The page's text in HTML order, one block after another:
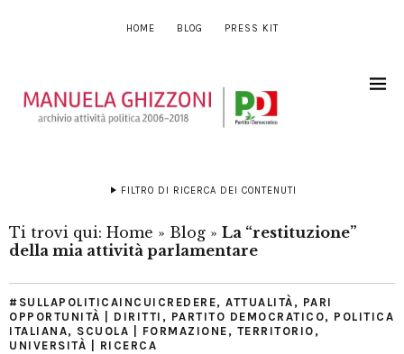
HOME BLOG PRESS KIT
FILTRO DI RICERCA DEI CONTENUTI
Ti trovi qui: Home » Blog » La “restituzione”
della mia attività parlamentare
#SULLAPOLITICAINCUICREDERE, ATTUALITÀ , PARI
OPPORTUNITÀ | DIRITTI , PARTITO DEMOCRATICO, POLITICA
ITALIANA, SCUOLA | FORMAZIONE , TERRITORIO ,
UNIVERSITÀ | RICERCA